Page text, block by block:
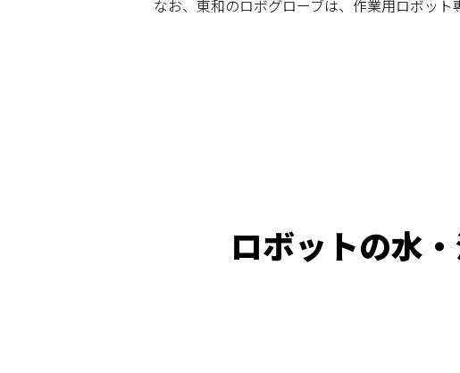
なお、東和のロボグローブは、作業用ロボット
ロボットの水